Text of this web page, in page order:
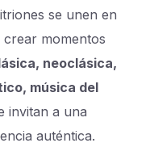
se unen en
momentos
neoclásica,
música del
invitan a una
auténtica.